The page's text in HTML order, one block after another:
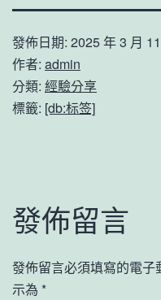
發佈日期: 2025 年 3 月
作者: admin
分類: 經驗分享
標籤: [db:标签]
發佈留言
發佈留言必須填寫的電子
示為 *